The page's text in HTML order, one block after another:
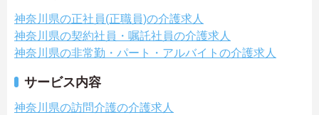
神奈川県の正社員(正職員)の介護求人
神奈川県の契約社員・嘱託社員の介護求人
神奈川県の非常勤・パート・アルバイトの介護求人
サービス内容
神奈川県の訪問介護の介護求人